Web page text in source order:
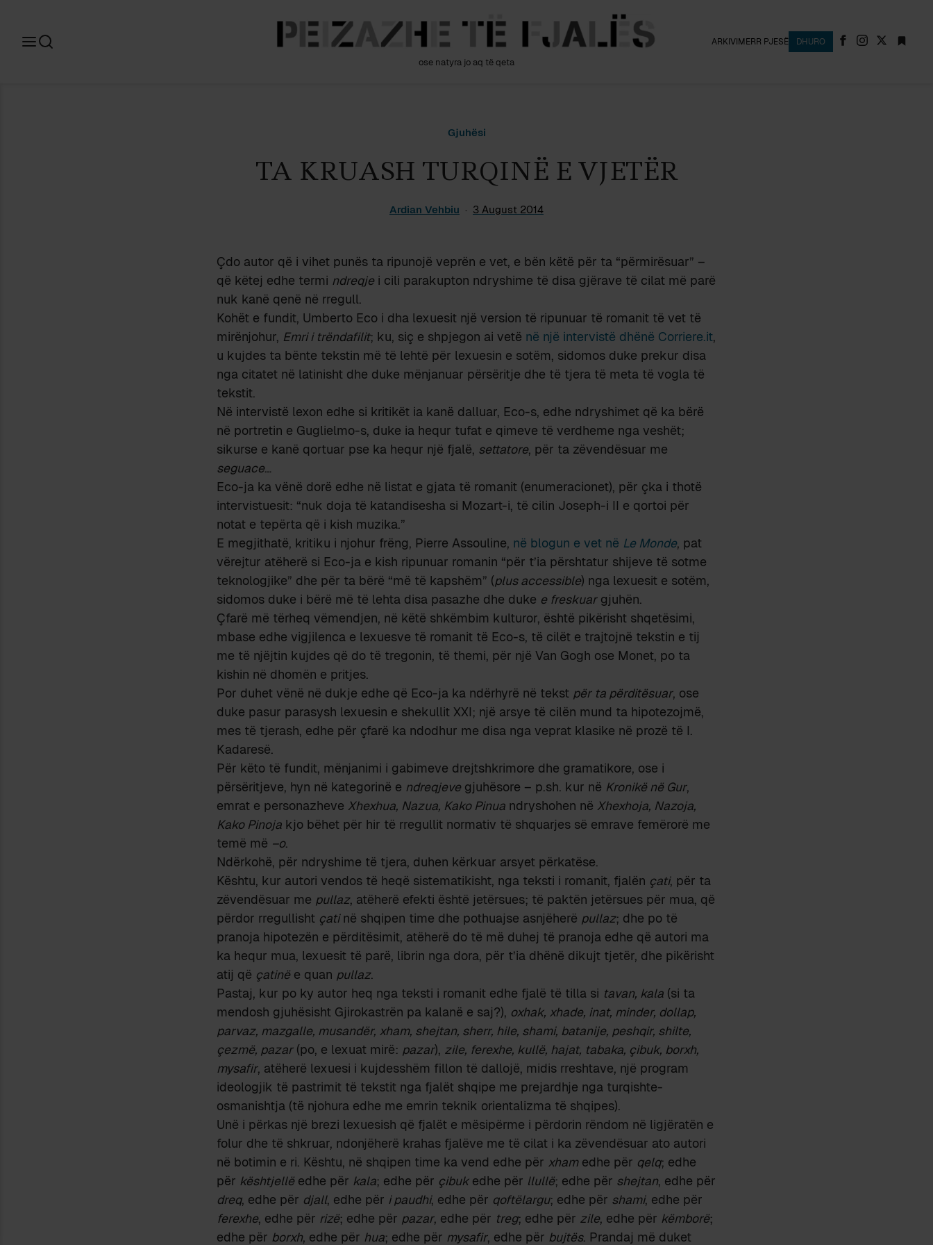
ose natyra jo aq të qeta
ARKIVIMERR PJESË DHURO
Gjuhësi
TA KRUASH TURQINË E VJETËR
Ardian Vehbiu 3 August 2014
Çdo autor që i vihet punës ta ripunojë veprën e vet, e bën këtë për ta “përmirësuar” –
që këtej edhe termi ndreqje i cili parakupton ndryshime të disa gjërave të cilat më parë
nuk kanë qenë në rregull.
Kohët e fundit, Umberto Eco i dha lexuesit një version të ripunuar të romanit të vet të
mirënjohur, Emri i trëndafilit; ku, siç e shpjegon ai vetë në një intervistë dhënë Corriere.it,
u kujdes ta bënte tekstin më të lehtë për lexuesin e sotëm, sidomos duke prekur disa
nga citatet në latinisht dhe duke mënjanuar përsëritje dhe të tjera të meta të vogla të
tekstit.
Në intervistë lexon edhe si kritikët ia kanë dalluar, Eco-s, edhe ndryshimet që ka bërë
në portretin e Guglielmo-s, duke ia hequr tufat e qimeve të verdheme nga veshët;
sikurse e kanë qortuar pse ka hequr një fjalë, settatore, për ta zëvendësuar me
seguace…
Eco-ja ka vënë dorë edhe në listat e gjata të romanit (enumeracionet), për çka i thotë
intervistuesit: “nuk doja të katandisesha si Mozart-i, të cilin Joseph-i II e qortoi për
notat e tepërta që i kish muzika.”
E megjithatë, kritiku i njohur frëng, Pierre Assouline, në blogun e vet në Le Monde, pat
vërejtur atëherë si Eco-ja e kish ripunuar romanin “për t’ia përshtatur shijeve të sotme
teknologjike” dhe për ta bërë “më të kapshëm” (plus accessible) nga lexuesit e sotëm,
sidomos duke i bërë më të lehta disa pasazhe dhe duke e freskuargjuhën.
Çfarë më tërheq vëmendjen, në këtë shkëmbim kulturor, është pikërisht shqetësimi,
mbase edhe vigjilenca e lexuesve të romanit të Eco-s, të cilët e trajtojnë tekstin e tij
me të njëjtin kujdes që do të tregonin, të themi, për një Van Gogh ose Monet, po ta
kishin në dhomën e pritjes.
Por duhet vënë në dukje edhe që Eco-ja ka ndërhyrë në tekst për ta përditësuar, ose
duke pasur parasysh lexuesin e shekullit XXI; një arsye të cilën mund ta hipotezojmë,
mes të tjerash, edhe për çfarë ka ndodhur me disa nga veprat klasike në prozë të I.
Kadaresë.
Për këto të fundit, mënjanimi i gabimeve drejtshkrimore dhe gramatikore, ose i
përsëritjeve, hyn në kategorinë e ndreqjeve gjuhësore – p.sh. kur në Kronikë në Gur,
emrat e personazheve Xhexhua, Nazua, Kako Pinua ndryshohen në Xhexhoja, Nazoja,
Kako Pinoja kjo bëhet për hir të rregullit normativ të shquarjes së emrave femërorë me
temë më –o.
Ndërkohë, për ndryshime të tjera, duhen kërkuar arsyet përkatëse.
Kështu, kur autori vendos të heqë sistematikisht, nga teksti i romanit, fjalën çati, për ta
zëvendësuar me pullaz, atëherë efekti është jetërsues; të paktën jetërsues për mua, që
përdor rregullisht çatinë shqipen time dhe pothuajse asnjëherë pullaz; dhe po të
pranoja hipotezën e përditësimit, atëherë do të më duhej të pranoja edhe që autori ma
ka hequr mua, lexuesit të parë, librin nga dora, për t’ia dhënë dikujt tjetër, dhe pikërisht
atij që çatinë e quan pullaz.
Pastaj, kur po ky autor heq nga teksti i romanit edhe fjalë të tilla si tavan, kala (si ta
mendosh gjuhësisht Gjirokastrën pa kalanë e saj?), oxhak, xhade, inat, minder, dollap,
parvaz, mazgalle, musandër, xham, shejtan, sherr, hile, shami, batanije, peshqir, shilte,
çezmë, pazar(po, e lexuat mirë: pazar), zile, ferexhe, kullë, hajat, tabaka, çibuk, borxh,
mysafir, atëherë lexuesi i kujdesshëm fillon të dallojë, midis rreshtave, një program
ideologjik të pastrimit të tekstit nga fjalët shqipe me prejardhje nga turqishte-
osmanishtja (të njohura edhe me emrin teknik orientalizma të shqipes).
Unë i përkas një brezi lexuesish që fjalët e mësipërme i përdorin rëndom në ligjëratën e
folur dhe të shkruar, ndonjëherë krahas fjalëve me të cilat i ka zëvendësuar ato autori
në botimin e ri. Kështu, në shqipen time ka vend edhe për xhamedhe për qelq; edhe
për kështjellë edhe për kala; edhe për çibukedhe për llullë; edhe për shejtan, edhe për
dreq, edhe për djall, edhe për i paudhi, edhe për qoftëlargu; edhe për shami, edhe për
ferexhe, edhe për rizë; edhe për pazar, edhe për treg; edhe për zile, edhe për këmborë;
edhe për borxh, edhe për hua; edhe për mysafir, edhe për bujtës. Prandaj më duket